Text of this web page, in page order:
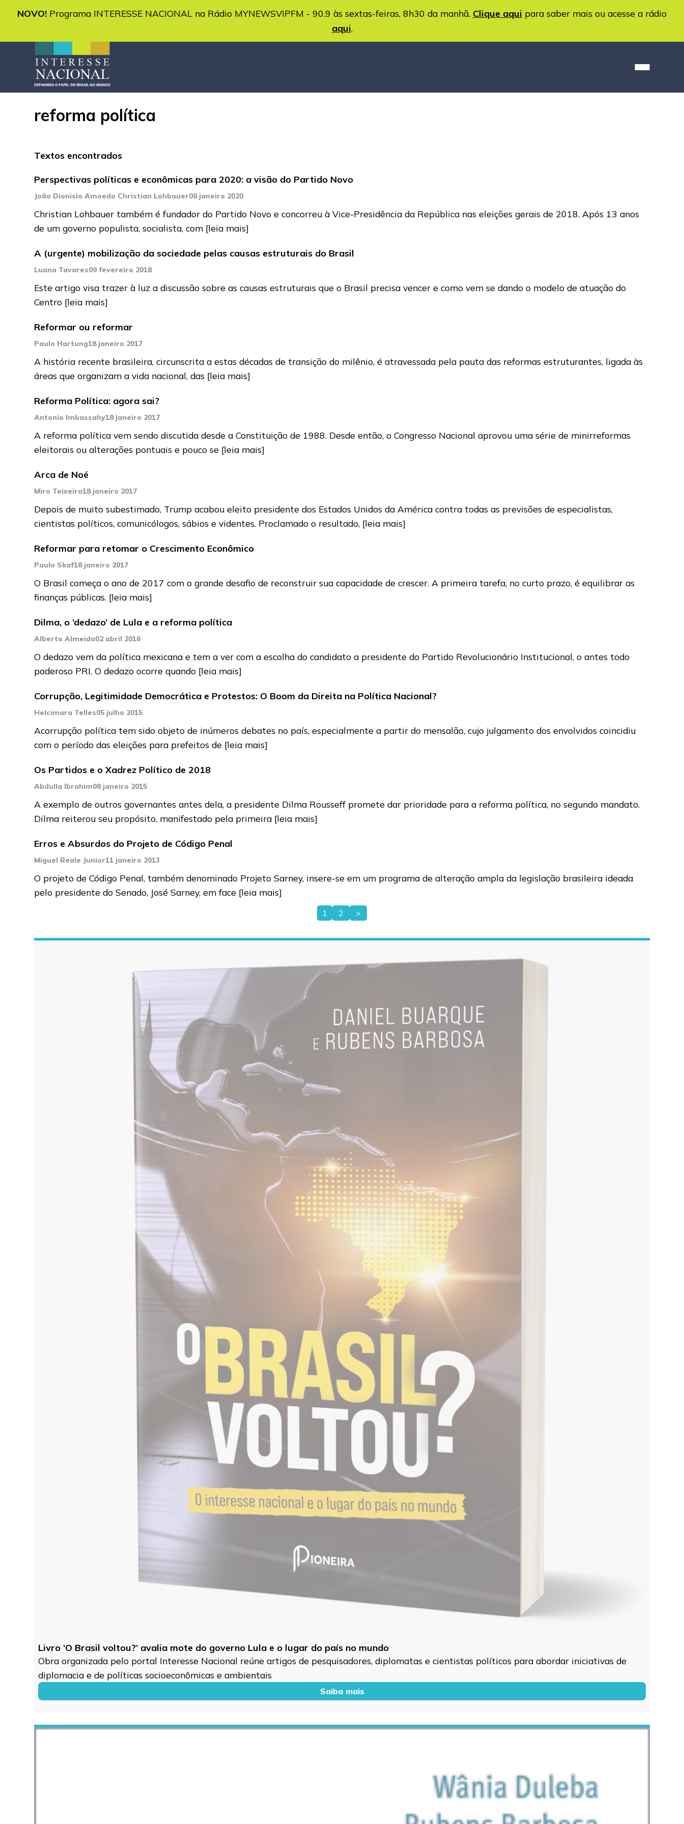
NOVO! Programa INTERESSE NACIONAL na Rádio MYNEWSVIPFM - 90.9 às sextas-feiras, 8h30 da manhã. Clique aqui para saber mais ou acesse a rádio
aqui.
reforma política
Textos encontrados
Perspectivas políticas e econômicas para 2020: a visão do Partido Novo
João Dionisio Amoedo Christian Lohbauer08 janeiro 2020
Christian Lohbauer também é fundador do Partido Novo e concorreu à Vice-Presidência da República nas eleições gerais de 2018. Após 13 anos
de um governo populista, socialista, com [leia mais]
A (urgente) mobilização da sociedade pelas causas estruturais do Brasil
Luana Tavares09 fevereiro 2018
Este artigo visa trazer à luz a discussão sobre as causas estruturais que o Brasil precisa vencer e como vem se dando o modelo de atuação do
Centro [leia mais]
Reformar ou reformar
Paulo Hartung18 janeiro 2017
A história recente brasileira, circunscrita a estas décadas de transição do milênio, é atravessada pela pauta das reformas estruturantes, ligada às
áreas que organizam a vida nacional, das [leia mais]
Reforma Política: agora sai?
Antonio Imbassahy18 janeiro 2017
A reforma política vem sendo discutida desde a Constituição de 1988. Desde então, o Congresso Nacional aprovou uma série de minirreformas
eleitorais ou alterações pontuais e pouco se [leia mais]
Arca de Noé
Miro Teixeira18 janeiro 2017
Depois de muito subestimado, Trump acabou eleito presidente dos Estados Unidos da América contra todas as previsões de especialistas,
cientistas políticos, comunicólogos, sábios e videntes. Proclamado o resultado, [leia mais]
Reformar para retomar o Crescimento Econômico
Paulo Skaf18 janeiro 2017
O Brasil começa o ano de 2017 com o grande desafio de reconstruir sua capacidade de crescer. A primeira tarefa, no curto prazo, é equilibrar as
finanças públicas. [leia mais]
Dilma, o ‘dedazo’ de Lula e a reforma política
Alberto Almeida02 abril 2016
O dedazo vem da política mexicana e tem a ver com a escolha do candidato a presidente do Partido Revolucionário Institucional, o antes todo
poderoso PRI. O dedazo ocorre quando [leia mais]
Corrupção, Legitimidade Democrática e Protestos: O Boom da Direita na Política Nacional?
Helcimara Telles05 julho 2015
Acorrupção política tem sido objeto de inúmeros debates no país, especialmente a partir do mensalão, cujo julgamento dos envolvidos coincidiu
com o período das eleições para prefeitos de [leia mais]
Os Partidos e o Xadrez Político de 2018
Abdulla Ibrahim08 janeiro 2015
A exemplo de outros governantes antes dela, a presidente Dilma Rousseff promete dar prioridade para a reforma política, no segundo mandato.
Dilma reiterou seu propósito, manifestado pela primeira [leia mais]
Erros e Absurdos do Projeto de Código Penal
Miguel Reale Junior11 janeiro 2013
O projeto de Código Penal, também denominado Projeto Sarney, insere-se em um programa de alteração ampla da legislação brasileira ideada
pelo presidente do Senado, José Sarney, em face [leia mais]
Paginação
de
1 2 >
Livro ‘O Brasil voltou?’ avalia mote do governo Lula e o lugar do país no mundo
Obra organizada pelo portal Interesse Nacional reúne artigos de pesquisadores, diplomatas e cientistas políticos para abordar iniciativas de
diplomacia e de políticas socioeconômicas e ambientais
Saiba mais